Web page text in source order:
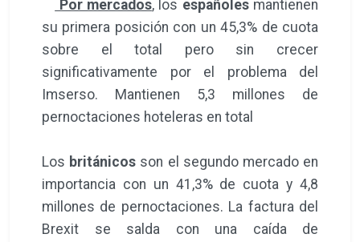
Por mercados, los españolesmantienen
su primera posición con un 45,3% de cuota
sobre el total pero sin crecer
significativamente por el problema del
Imserso. Mantienen 5,3 millones de
pernoctaciones hoteleras en total
Los británicos son el segundo mercado en
importancia con un 41,3% de cuota y 4,8
millones de pernoctaciones. La factura del
Brexit se salda con una caída de